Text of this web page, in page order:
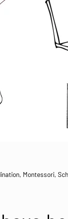
, Montessori,